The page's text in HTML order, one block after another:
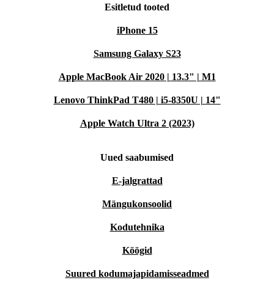
Esitletud tooted
iPhone 15
Samsung Galaxy S23
Apple MacBook Air 2020 | 13.3" | M1
Lenovo ThinkPad T480 | i5-8350U | 14"
Apple Watch Ultra 2 (2023)
Uued saabumised
E-jalgrattad
Mängukonsoolid
Kodutehnika
Köögid
Suured kodumajapidamisseadmed